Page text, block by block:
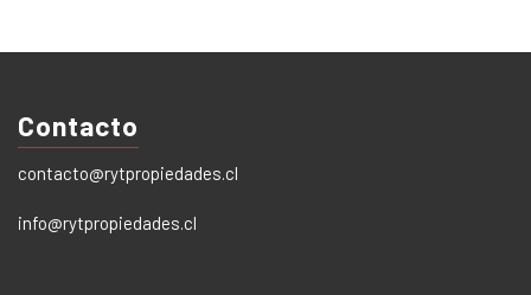
Contacto
contacto@rytpropiedades.cl
info@rytpropiedades.cl